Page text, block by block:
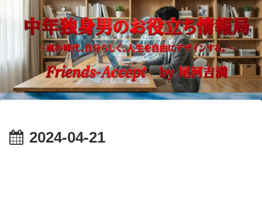
2024-04-21